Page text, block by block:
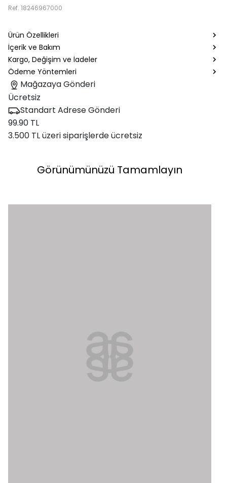
Ref. 18246967000
Ürün Özellikleri
İçerik ve Bakım
Kargo, Değişim ve İadeler
Ödeme Yöntemleri
Mağazaya Gönderi
Ücretsiz
Standart Adrese Gönderi
99.90 TL
3.500 TL üzeri siparişlerde ücretsiz
Görünümünüzü Tamamlayın